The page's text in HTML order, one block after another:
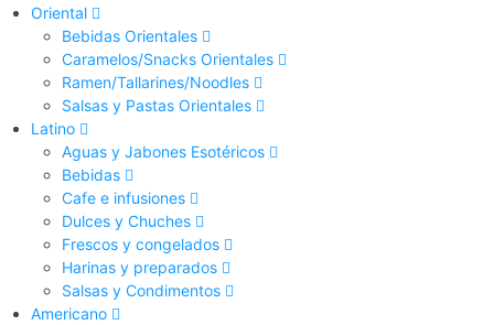
Oriental
Bebidas Orientales
Caramelos/Snacks Orientales
Ramen/Tallarines/Noodles
Salsas y Pastas Orientales
Latino
Aguas y Jabones Esotéricos
Bebidas
Cafe e infusiones
Dulces y Chuches
Frescos y congelados
Harinas y preparados
Salsas y Condimentos
Americano